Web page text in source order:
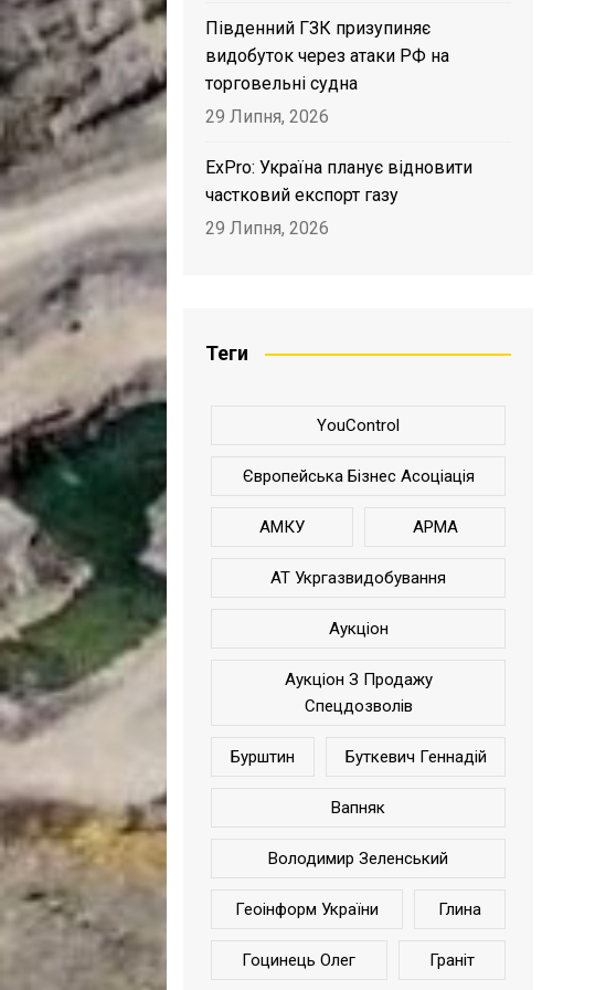
Південний ГЗК призупиняє
видобуток через атаки РФ на
торговельні судна
29 Липня, 2026
ExPro: Україна планує відновити
частковий експорт газу
29 Липня, 2026
Теги
YouControl
Європейська Бізнес Асоціація
АМКУ АРМА
АТ Укргазвидобування
Аукціон
Аукціон З Продажу
Спецдозволів
Бурштин Буткевич Геннадій
Вапняк
Володимир Зеленський
Геоінформ України Глина
Гоцинець Олег Граніт